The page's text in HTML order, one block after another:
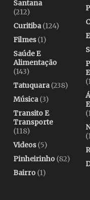
Santana
(212)
Curitiba(124)
Filmes(1)
Saúde E
Alimentação
(143)
Tatuquara(238)
Música(3)
Transito E
Transporte
(118)
Videos(5)
Pinheirinho (82)
Bairro (1)